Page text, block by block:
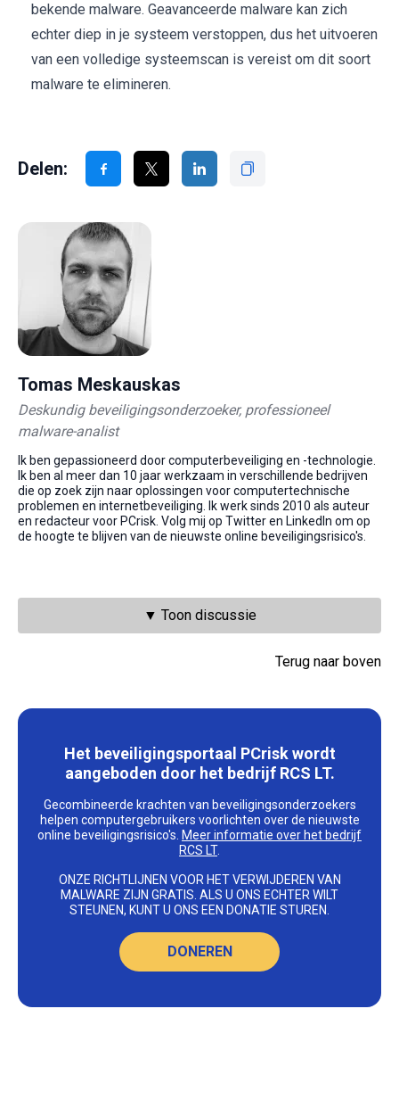
bekende malware. Geavanceerde malware kan zich
echter diep in je systeem verstoppen, dus het uitvoeren
van een volledige systeemscan is vereist om dit soort
malware te elimineren.
Delen:
Tomas Meskauskas
Deskundig beveiligingsonderzoeker, professioneel
malware-analist
Ik ben gepassioneerd door computerbeveiliging en -technologie.
Ik ben al meer dan 10 jaar werkzaam in verschillende bedrijven
die op zoek zijn naar oplossingen voor computertechnische
problemen en internetbeveiliging. Ik werk sinds 2010 als auteur
en redacteur voor PCrisk. Volg mij op Twitter en LinkedIn om op
de hoogte te blijven van de nieuwste online beveiligingsrisico's.
▼ Toon discussie
Terug naar boven
Het beveiligingsportaal PCrisk wordt
aangeboden door het bedrijf RCS LT.
Gecombineerde krachten van beveiligingsonderzoekers
helpen computergebruikers voorlichten over de nieuwste
online beveiligingsrisico's. Meer informatie over het bedrijf
RCS LT.
ONZE RICHTLIJNEN VOOR HET VERWIJDEREN VAN
MALWARE ZIJN GRATIS. ALS U ONS ECHTER WILT
STEUNEN, KUNT U ONS EEN DONATIE STUREN.
DONEREN